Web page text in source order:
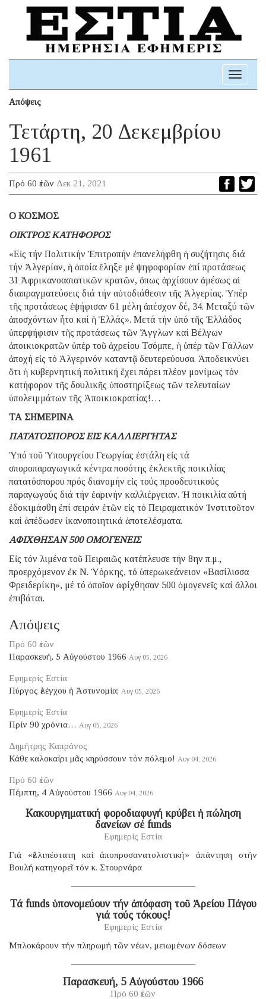
Toggle
Απόψεις
Τετάρτη, 20 Δεκεμβρίου
1961
Πρό 60 ἐτῶν Δεκ 21, 2021
Ο ΚΟΣΜΟΣ
ΟΙΚΤΡΟΣ ΚΑΤΗΦΟΡΟΣ
«Εἰς τήν Πολιτικήν Ἐπιτροπήν ἐπανελήφθη ἡ συζήτησις διά
τήν Ἀλγερίαν, ἡ ὁποία ἔληξε μέ ψηφοφορίαν ἐπί προτάσεως
31 Ἀφρικανοασιατικῶν κρατῶν, ὅπως ἀρχίσουν ἀμέσως αἱ
διαπραγματεύσεις διά τήν αὐτοδιάθεσιν τῆς Ἀλγερίας. Ὑπέρ
τῆς προτάσεως ἐψήφισαν 61 μέλη ἀπέσχον δέ, 34. Μεταξύ τῶν
ἀποσχόντων ἦτο καί ἡ Ἑλλάς». Μετά τήν ὑπό τῆς Ἑλλάδος
ὑπερψήφισιν τῆς προτάσεως τῶν Ἄγγλων καί Βέλγων
ἀποικιοκρατῶν ὑπέρ τοῦ ἀχρείου Τσόμπε, ἡ ὑπέρ τῶν Γάλλων
ἀποχή εἰς τό Ἀλγερινόν καταντᾷ δευτερεύουσα. Ἀποδεικνύει
ὅτι ἡ κυβερνητική πολιτική ἔχει πάρει πλέον μονίμως τόν
κατήφορον τῆς δουλικῆς ὑποστηρίξεως τῶν τελευταίων
ὑπολειμμάτων τῆς Ἀποικιοκρατίας!…
ΤΑ ΣΗΜΕΡΙΝΑ
ΠΑΤΑΤΟΣΠΟΡΟΣ ΕΙΣ ΚΑΛΛΙΕΡΓΗΤΑΣ
Ὑπό τοῦ Ὑπουργείου Γεωργίας ἐστάλη εἰς τά
σποροπαραγωγικά κέντρα ποσότης ἐκλεκτῆς ποικιλίας
πατατόσπορου πρός διανομήν εἰς τούς προοδευτικούς
παραγωγούς διά τήν ἐαρινήν καλλιέργειαν. Ἡ ποικιλία αὐτή
ἐδοκιμάσθη ἐπί σειράν ἐτῶν εἰς τό Πειραματικόν Ἰνστιτοῦτον
καί ἀπέδωσεν ἱκανοποιητικά ἀποτελέσματα.
ΑΦΙΧΘΗΣΑΝ 500 ΟΜΟΓΕΝΕΙΣ
Εἰς τόν λιμένα τοῦ Πειραιῶς κατέπλευσε τήν 8ην π.μ.,
προερχόμενον ἐκ Ν. Ὑόρκης, τό ὑπερωκεάνειον «Βασίλισσα
Φρειδερίκη», μέ τό ὁποῖον ἀφίχθησαν 500 ὁμογενεῖς καί ἄλλοι
ἐπιβάται.
Απόψεις
Πρό 60 ἐτῶν
Παρασκευή, 5 Αὐγούστου 1966 Αυγ 05, 2026
Εφημερίς Εστία
Πύργος ἐλέγχου ἡ Ἀστυνομία; Αυγ 05, 2026
Εφημερίς Εστία
Πρίν 90 χρόνια… Αυγ 05, 2026
Δημήτρης Καπράνος
Κάθε καλοκαίρι μᾶς κηρύσσουν τόν πόλεμο! Αυγ 04, 2026
Πρό 60 ἐτῶν
Πέμπτη, 4 Αὐγούστου 1966 Αυγ 04, 2026
Κακουργηματική φοροδιαφυγή κρύβει ἡ πώληση
δανείων σέ funds
Εφημερίς Εστία
Γιά «ἐλλιπέστατη καί ἀποπροσανατολιστική» ἀπάντηση στήν
Βουλή κατηγορεῖ τόν κ. Στουρνάρα
Τά funds ὑπονομεύουν τήν ἀπόφαση τοῦ Ἀρείου Πάγου
γιά τούς τόκους!
Εφημερίς Εστία
Μπλοκάρουν τήν πληρωμή τῶν νέων, μειωμένων δόσεων
Παρασκευή, 5 Αὐγούστου 1966
Πρό 60 ἐτῶν